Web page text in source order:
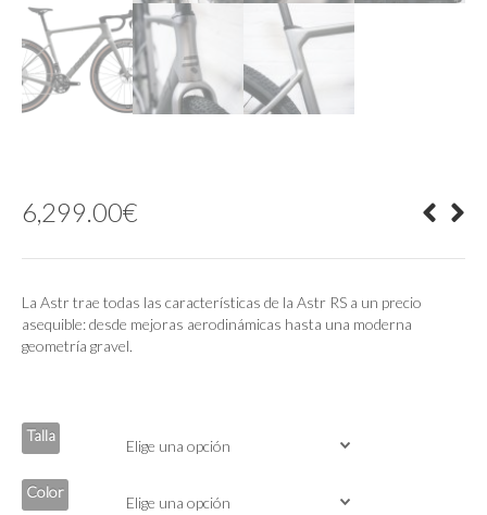
6,299.00€
La Astr trae todas las características de la Astr RS a un precio
asequible: desde mejoras aerodinámicas hasta una moderna
geometría gravel.
Talla
Color